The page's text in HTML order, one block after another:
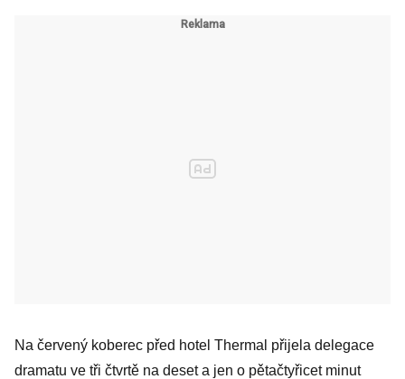
Na červený koberec před hotel Thermal přijela delegace
dramatu ve tři čtvrtě na deset a jen o pětačtyřicet minut